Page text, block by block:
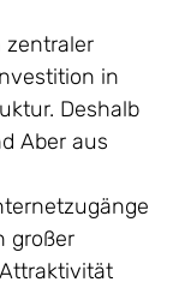
zentraler
in
Deshalb
Aber aus
großer